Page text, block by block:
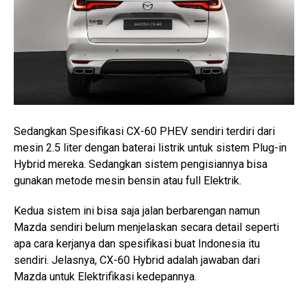
Sedangkan Spesifikasi CX-60 PHEV sendiri terdiri dari
mesin 2.5 liter dengan baterai listrik untuk sistem Plug-in
Hybrid mereka. Sedangkan sistem pengisiannya bisa
gunakan metode mesin bensin atau full Elektrik.
Kedua sistem ini bisa saja jalan berbarengan namun
Mazda sendiri belum menjelaskan secara detail seperti
apa cara kerjanya dan spesifikasi buat Indonesia itu
sendiri. Jelasnya, CX-60 Hybrid adalah jawaban dari
Mazda untuk Elektrifikasi kedepannya.